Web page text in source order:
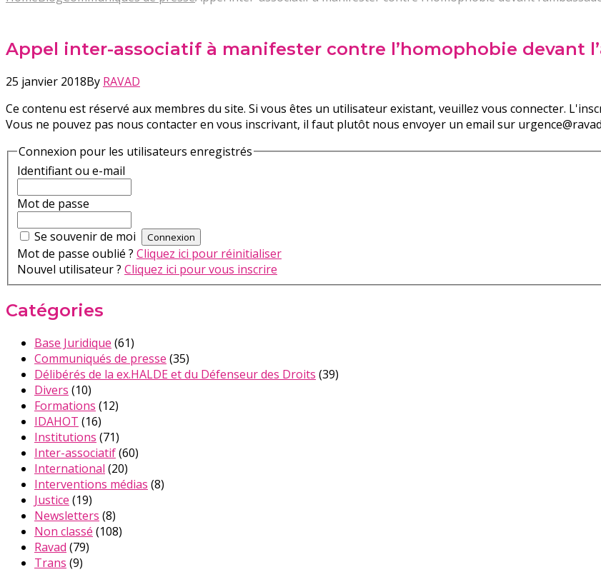
Appel inter-associatif à manifester contre l’homophobie devant
25 janvier 2018By RAVAD
Ce contenu est réservé aux membres du site. Si vous êtes un utilisateur existant, veuillez vous connecter.
Vous ne pouvez pas nous contacter en vous inscrivant, il faut plutôt nous envoyer un email sur
Connexion pour les utilisateurs enregistrés
Identifiant ou e-mail
Mot de passe
Se souvenir de moi
Mot de passe oublié ? Cliquez ici pour réinitialiser
Nouvel utilisateur ? Cliquez ici pour vous inscrire
Catégories
Base Juridique (61)
Communiqués de presse (35)
Délibérés de la ex.HALDE et du Défenseur des Droits (39)
Divers (10)
Formations (12)
IDAHOT (16)
Institutions (71)
Inter-associatif(60)
International (20)
Interventions médias (8)
Justice (19)
Newsletters (8)
Non classé (108)
Ravad (79)
Trans (9)